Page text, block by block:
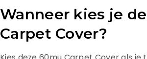
Wanneer kies je
Carpet Cover?